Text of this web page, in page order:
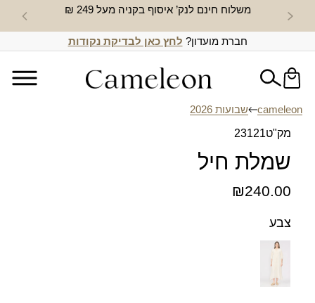
משלוח חינם לנק’ איסוף בקניה מעל 249 ₪ חדש
חברת מועדון? לחץ כאן לבדיקת נקודות
cameleon
שבועות 2026
מק"ט23121
שמלת חיל
₪240.00
צבע